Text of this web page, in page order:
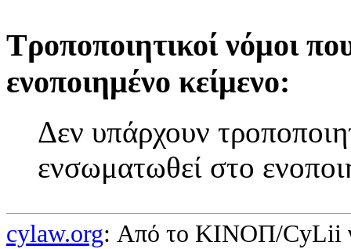
Τροποποιητικοί νόμοι
ενοποιημένο κείμενο:
Δεν υπάρχουν
ενσωματωθεί στο
cylaw.org: Από το ΚΙΝOΠ/CyLii